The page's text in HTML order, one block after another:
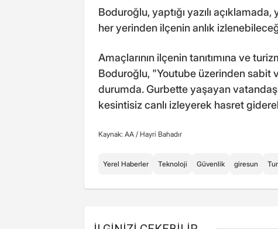
Boduroğlu, yaptığı yazılı
her yerinden ilçenin anlık
Amaçlarının ilçenin tanıtımına ve
Boduroğlu, "Youtube üzerinden sabit
durumda. Gurbette yaşayan
kesintisiz canlı izleyerek hasret
Kaynak: AA / Hayri Bahadır
Yerel Haberler Teknoloji Güvenlik giresun